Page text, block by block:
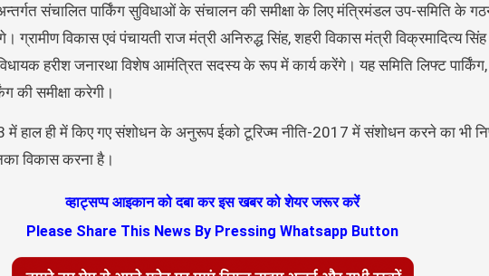
संचालित पार्किंग सुविधाओं के संचालन की समीक्षा के लिए मंत्रिमंडल उप-समिति के
ग्रामीण विकास एवं पंचायती राज मंत्री अनिरुद्ध सिंह, शहरी विकास मंत्री विक्रमादित्य
हरीश जनारथा विशेष आमंत्रित सदस्य के रूप में कार्य करेंगे। यह समिति लिफ्ट पार्किंग,
की समीक्षा करेगी।
हाल ही में किए गए संशोधन के अनुरूप ईको टूरिज्म नीति-2017 में संशोधन करने का भी
विकास करना है।
व्हाट्सप्प आइकान को दबा कर इस खबर को शेयर जरूर करें
Please Share This News By Pressing Whatsapp Button